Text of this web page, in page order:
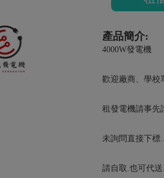
產品簡介:
4000W發電機
歡迎廠商、學校
租發電機請事先
未詢問直接下標
請自取.也可代